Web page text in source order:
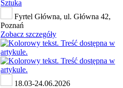
Sztuka
Fyrtel Główna, ul. Główna 42,
Poznań
Zobacz szczegóły
18.03-24.06.2026